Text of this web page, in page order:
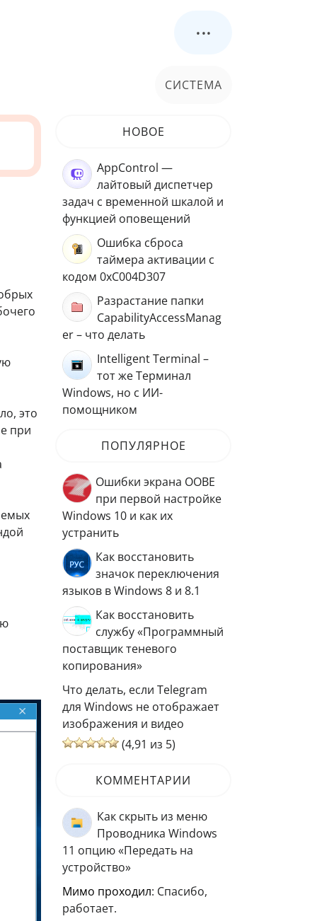
...
СИСТЕМА
это
при
НОВОЕ
AppControl —
лайтовый диспетчер
задач с временной шкалой и
функцией оповещений
Ошибка сброса
таймера активации с
кодом 0xC004D307
Разрастание папки
CapabilityAccessManag
er – что делать
Intelligent Terminal –
тот же Терминал
Windows, но с ИИ-
помощником
ПОПУЛЯРНОЕ
Ошибки экрана OOBE
при первой настройке
Windows 10 и как их
устранить
Как восстановить
значок переключения
языков в Windows 8 и 8.1
Как восстановить
службу «Программный
поставщик теневого
копирования»
Что делать, если Telegram
для Windows не отображает
изображения и видео
(4,91 из 5)
КОММЕНТАРИИ
Как скрыть из меню
Проводника Windows
11 опцию «Передать на
устройство»
мимо проходил: Спасибо,
работает.